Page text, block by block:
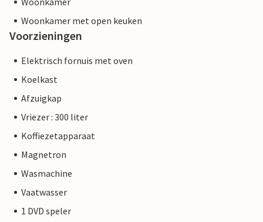
Woonkamer met open keuken
Voorzieningen
Elektrisch fornuis met oven
Koelkast
Afzuigkap
Vriezer : 300 liter
Koffiezetapparaat
Magnetron
Wasmachine
Vaatwasser
1 DVD speler